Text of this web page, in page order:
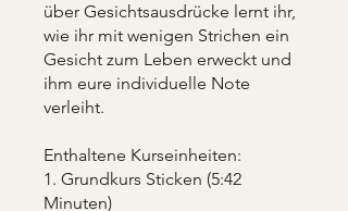
über Gesichtsausdrücke lernt ihr,
wie ihr mit wenigen Strichen ein
Gesicht zum Leben erweckt und
ihm eure individuelle Note
verleiht.
Enthaltene Kurseinheiten:
1. Grundkurs Sticken (5:42
Minuten)